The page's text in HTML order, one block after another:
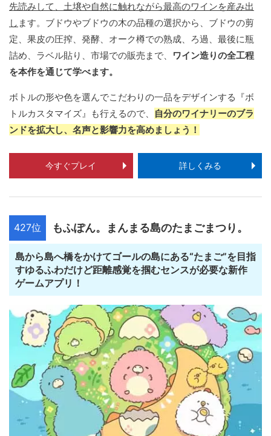
先読みして、土壌や自然に触れながら最高のワインを産み出
し ます。ブドウやブドウの木の品種の選択から、ブドウの剪
定、果皮の圧搾、発酵、オーク樽での熟成、ろ過、最後に瓶
詰め、ラベル貼り、市場での販売まで、
ワイン造りの全工程
を本作を通じて学べます。
ボトルの形や色を選んでこだわりの一品をデザインする『ボ
トルカスタマイズ』も行えるので、
自分のワイナリーのブラ
ンドを拡大し、名声と影響力を高めましょう！
今すぐプレイ 詳しくみる
427位 もふぽん。まんまる島のたまごまつり。
島から島へ橋をかけてゴールの島にある“たまご”を目指
すゆるふわだけど距離感覚を掴むセンスが必要な新作
ゲームアプリ！